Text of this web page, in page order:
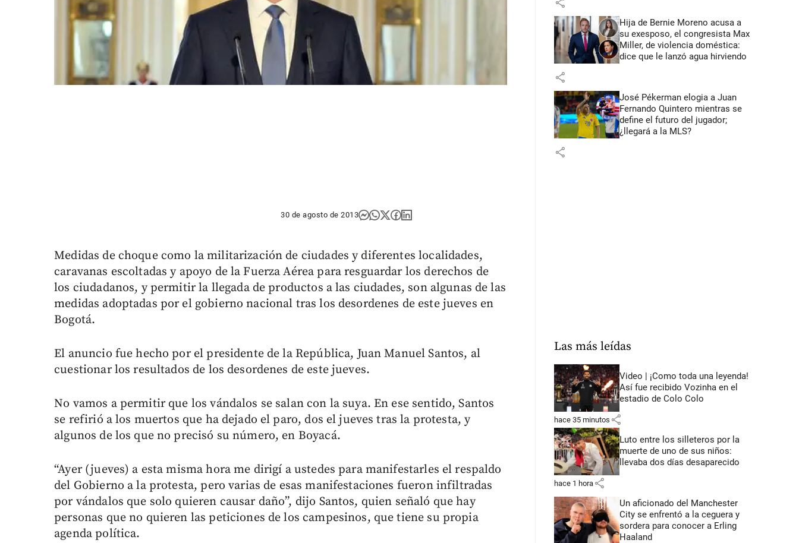
30 de agosto de 2013
Medidas de choque como la militarización de ciudades y diferentes localidades,
caravanas escoltadas y apoyo de la Fuerza Aérea para resguardar los derechos de
los ciudadanos, y permitir la llegada de productos a las ciudades, son algunas de las
medidas adoptadas por el gobierno nacional tras los desordenes de este jueves en
Bogotá.
El anuncio fue hecho por el presidente de la República, Juan Manuel Santos, al
cuestionar los resultados de los desordenes de este jueves.
No vamos a permitir que los vándalos se salan con la suya. En ese sentido, Santos
se refirió a los muertos que ha dejado el paro, dos el jueves tras la protesta, y
algunos de los que no precisó su número, en Boyacá.
“Ayer (jueves) a esta misma hora me dirigí a ustedes para manifestarles el respaldo
del Gobierno a la protesta, pero varias de esas manifestaciones fueron infiltradas
por vándalos que solo quieren causar daño”, dijo Santos, quien señaló que hay
personas que no quieren las peticiones de los campesinos, que tiene su propia
agenda política.
Hija de Bernie Moreno acusa a
su exesposo, el congresista Max
Miller, de violencia doméstica:
dice que le lanzó agua hirviendo
share
José Pékerman elogia a Juan
Fernando Quintero mientras se
define el futuro del jugador;
¿llegará a la MLS?
share
Las más leídas
Video | ¡Como toda una leyenda!
Así fue recibido Vozinha en el
estadio de Colo Colo
hace 35 minutos share
Luto entre los silleteros por la
muerte de uno de sus niños:
llevaba dos días desaparecido
hace 1 hora share
Un aficionado del Manchester
City se enfrentó a la ceguera y
sordera para conocer a Erling
Haaland